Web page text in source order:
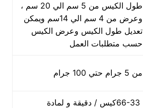
طول الكيس من 5 سم الي 20 سم ،
وعرض من 4 سم الي 14سم ويمكن
تعديل طول الكيس وعرض الكيس
حسب متطلبات العمل
من 5 جرام حتي 100 جرام
66-33كيس / دقيقة و لمادة